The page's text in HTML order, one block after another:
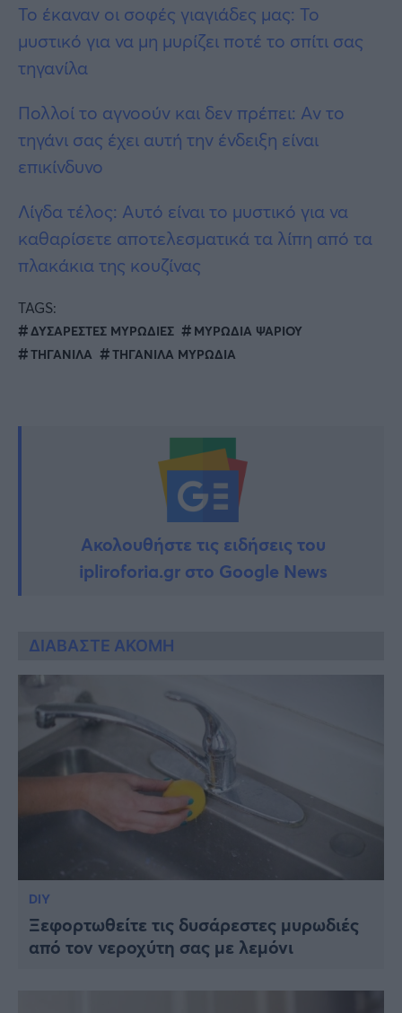
Το έκαναν οι σοφές γιαγιάδες μας: Το
μυστικό για να μη μυρίζει ποτέ το σπίτι σας
τηγανίλα
Πολλοί το αγνοούν και δεν πρέπει: Αν το
τηγάνι σας έχει αυτή την ένδειξη είναι
επικίνδυνο
Λίγδα τέλος: Αυτό είναι το μυστικό για να
καθαρίσετε αποτελεσματικά τα λίπη από τα
πλακάκια της κουζίνας
TAGS:
ΔΥΣΑΡΕΣΤΕΣ ΜΥΡΩΔΙΕΣ
ΜΥΡΩΔΙΑ ΨΑΡΙΟΥ
ΤΗΓΑΝΙΛΑ
ΤΗΓΑΝΙΛΑ ΜΥΡΩΔΙΑ
Ακολουθήστε τις ειδήσεις του
ipliroforia.gr στο Google News
ΔΙΑΒΑΣΤΕ ΑΚΟΜΗ
DIY
Ξεφορτωθείτε τις δυσάρεστες μυρωδιές
από τον νεροχύτη σας με λεμόνι